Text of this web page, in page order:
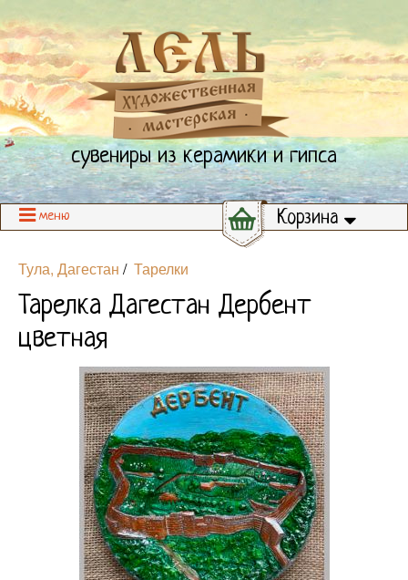
сувениры из керамики и гипса
меню Корзина
Тула, Дагестан / Тарелки
Тарелка Дагестан Дербент
цветная